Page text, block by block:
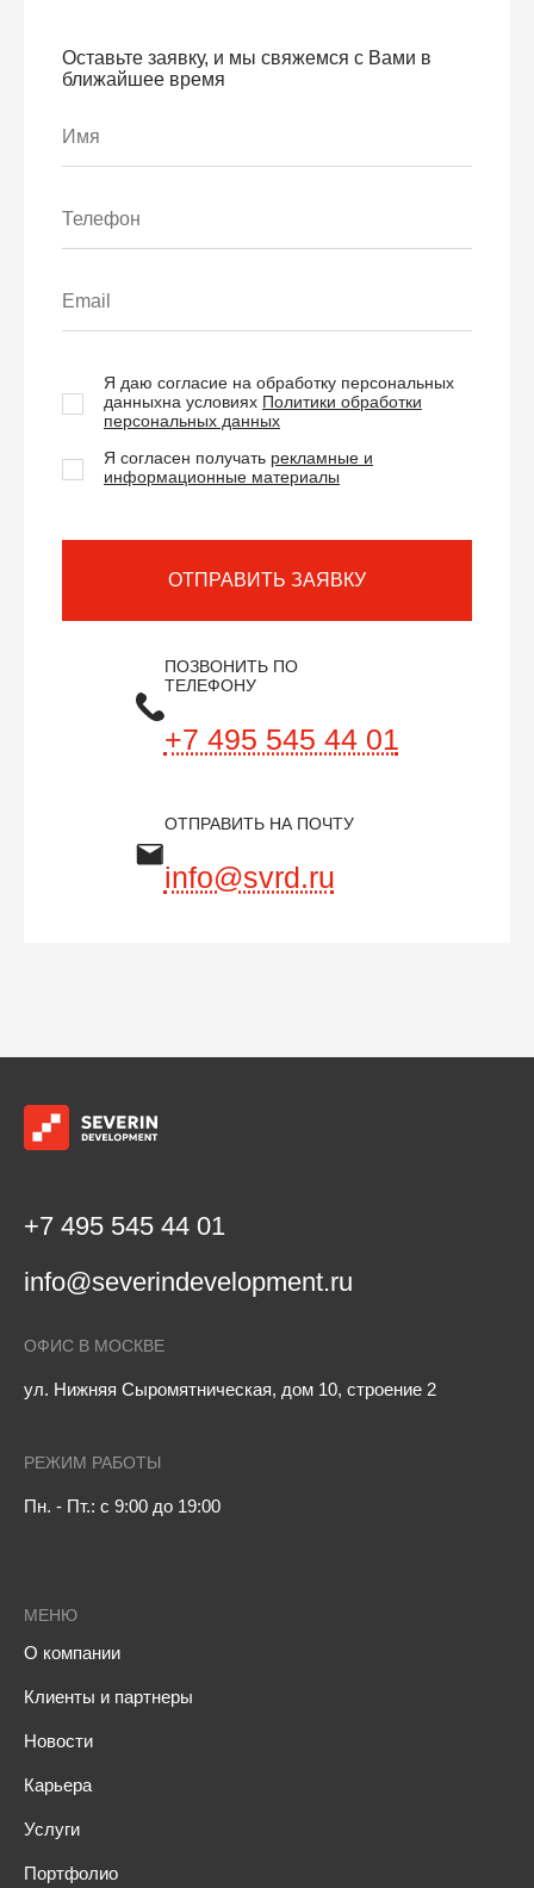
Оставьте заявку, и мы свяжемся с Вами в
ближайшее время
Я даю согласие на обработку персональных
данныхна условиях Политики обработки
персональных данных
Я согласен получать рекламные и
информационные материалы
ОТПРАВИТЬ ЗАЯВКУ
ПОЗВОНИТЬ ПО
ТЕЛЕФОНУ
+7 495 545 44 01
ОТПРАВИТЬ НА ПОЧТУ
info@svrd.ru
+7 495 545 44 01
info@severindevelopment.ru
МЕНЮ
О компании
Клиенты и партнеры
Новости
Карьера
Услуги
Портфолио
ОФИС В МОСКВЕ
ул. Нижняя Сыромятническая, дом 10, строение 2
РЕЖИМ РАБОТЫ
Пн. - Пт.: с 9:00 до 19:00